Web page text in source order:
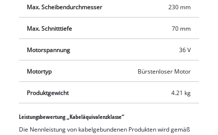
Bequeme Einsätze ermöglicht die schlanke Bauform mit
ergonomischem Softgrip, der Zusatzhandgriff ist flexibel in 3
Positionen montierbar. Dabei bietet der Akku-Winkelschleifer
Trenntiefe von 70 mm. Softstart und Wiederanlaufschutz
sorgen für erhöhte Anwendersicherheit, der Akkuschutz
schützt vor Funkenflug und Staub. Das robuste Aluminium-
Getriebegehäuse und der Überlastschutz gewähren
Langlebigkeit. Für optimale Ergebnisse werden 3,0 Ah Akkus
und größer empfohlen. Die Lieferung erfolgt ohne Akku und
ohne Ladegerät, diese sind im praktischen Starter-Set separat
Max. Scheibendurchmesser 230 mm
Max. Schnitttiefe 70 mm
Motorspannung 36 V
Motortyp Bürstenloser Motor
Produktgewicht 4.21 kg
Leistungsbewertung „Kabeläquivalenzklasse“
Die Nennleistung von kabelgebundenen Produkten wird gemäß